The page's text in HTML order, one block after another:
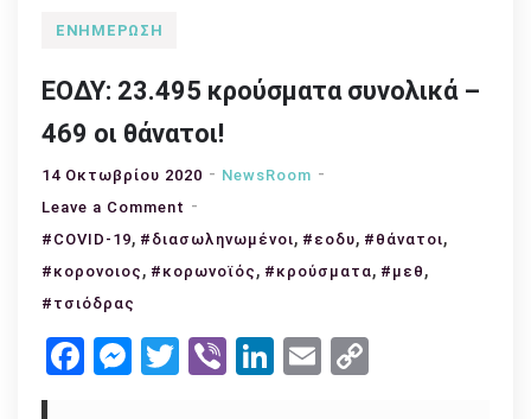
ΕΝΗΜΈΡΩΣΗ
ΕΟΔΥ: 23.495 κρούσματα συνολικά –
469 οι θάνατοι!
14 Οκτωβρίου 2020
NewsRoom
Leave a Comment on
ΕΟΔΥ:
23.495
#COVID-19, #διασωληνωμένοι, #εοδυ, #θάνατοι,
#κορονοιος , #κορωνοϊός , #κρούσματα, #μεθ ,
#τσιόδρας
Facebook
Messenger
Twitter
ViberLinkedIn
Email